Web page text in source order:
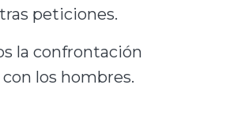
peticiones.
la confrontación
los hombres.